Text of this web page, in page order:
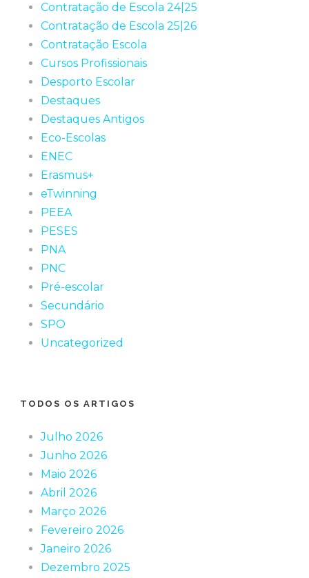
Contratação de Escola 24|25
Contratação de Escola 25|26
Contratação Escola
Cursos Profissionais
Desporto Escolar
Destaques
Destaques Antigos
Eco-Escolas
ENEC
Erasmus+
eTwinning
PEEA
PESES
PNA
PNC
Pré-escolar
Secundário
SPO
Uncategorized
TODOS OS ARTIGOS
Julho 2026
Junho 2026
Maio 2026
Abril 2026
Março 2026
Fevereiro 2026
Janeiro 2026
Dezembro 2025